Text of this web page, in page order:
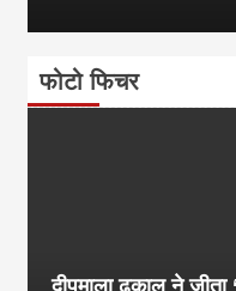
फोटो फिचर
दीपमाला ढकाल ने जीता